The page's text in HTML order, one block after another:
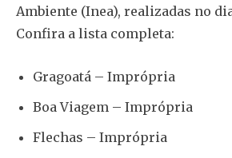
Ambiente (Inea), realizadas no
Confira a lista completa:
Gragoatá – Imprópria
Boa Viagem – Imprópria
Flechas – Imprópria